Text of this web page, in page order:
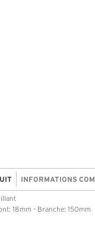
INFORMATIONS
18mm - Branche: 150mm